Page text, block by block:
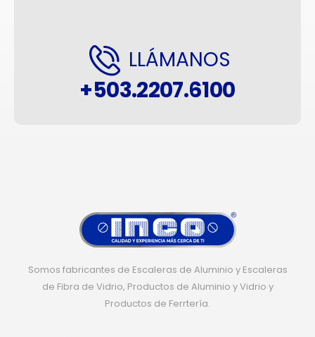
LLÁMANOS
+503.2207.6100
Somos fabricantes de Escaleras de Aluminio y Escaleras
de Fibra de Vidrio, Productos de Aluminio y Vidrio y
Productos de Ferrtería.